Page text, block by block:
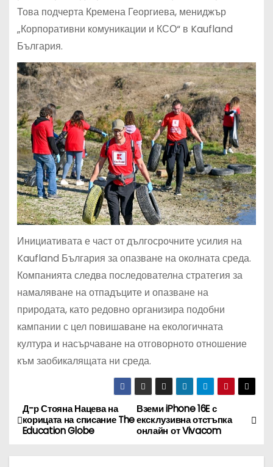
Това подчерта Кремена Георгиева, мениджър
„Корпоративни комуникации и КСО“ в Kaufland
България.
Инициативата е част от дългосрочните усилия на
Kaufland България за опазване на околната среда.
Компанията следва последователна стратегия за
намаляване на отпадъците и опазване на
природата, като редовно организира подобни
кампании с цел повишаване на екологичната
култура и насърчаване на отговорното отношение
към заобикалящата ни среда.
Н
а
Вземи iPhone 16E с
ексклузивна отстъпка
онлайн от Vivacom
Д-р Стояна Нацева на
корицата на списание The
Education Globe